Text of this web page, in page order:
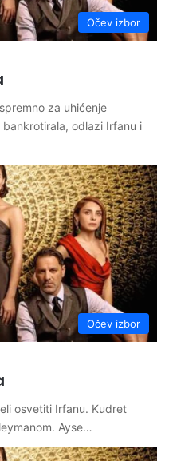
Očev izbor
za uhićenje
bankrotirala, odlazi Irfanu i
Očev izbor
osvetiti Irfanu. Kudret
Ayse…